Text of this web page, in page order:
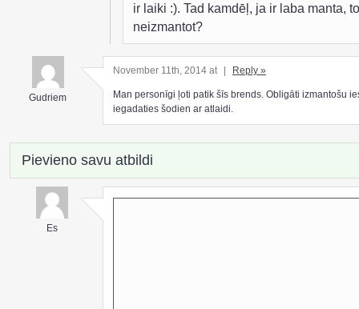
ir laiki :). Tad kamdēļ, ja ir laba manta, to
neizmantot?
Gudriem
November 11th, 2014 at Reply »
Man personīgi ļoti patik šīs brends. Obligāti izmantošu
iegadaties šodien ar atlaidi.
Pievieno savu atbildi
Es